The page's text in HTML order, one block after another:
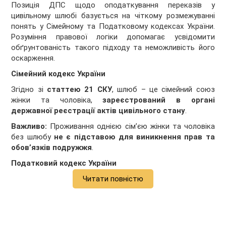
Позиція ДПС щодо оподаткування переказів у
цивільному шлюбі базується на чіткому розмежуванні
понять у Сімейному та Податковому кодексах України.
Розуміння правової логіки допомагає усвідомити
обґрунтованість такого підходу та неможливість його
оскарження.
Сімейний кодекс України
Згідно зі статтею 21 СКУ, шлюб – це сімейний союз
жінки та чоловіка,зареєстрований в органі
державної реєстрації актів цивільного стану.
Важливо: Проживання однією сім’єю жінки та чоловіка
без шлюбу не є підставою для виникнення прав та
обов’язків подружжя.
Податковий кодекс України
Читати повністю